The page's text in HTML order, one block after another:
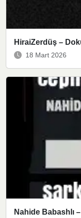
HiraiZerdüş –
18 Mart 2026
Nahide Babashlı